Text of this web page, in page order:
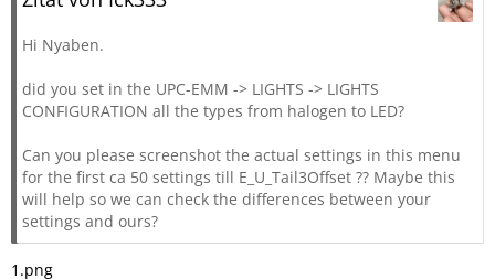
Hi Nyaben.
did you set in the UPC-EMM -> LIGHTS -> LIGHTS
CONFIGURATION all the types from halogen to LED?
Can you please screenshot the actual settings in this menu
for the first ca 50 settings till E_U_Tail3Offset ?? Maybe this
will help so we can check the differences between your
settings and ours?
1.png